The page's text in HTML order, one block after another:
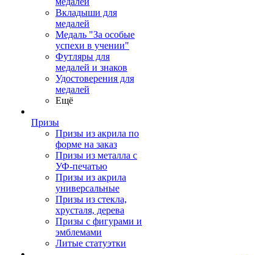
Вкладыши для
медалей
Медаль "За особые
успехи в учении"
Футляры для
медалей и знаков
Удостоверения для
медалей
Ещё
Призы
Призы из акрила по
форме на заказ
Призы из металла с
УФ-печатью
Призы из акрила
универсальные
Призы из стекла,
хрусталя, дерева
Призы с фигурами и
эмблемами
Литые статуэтки